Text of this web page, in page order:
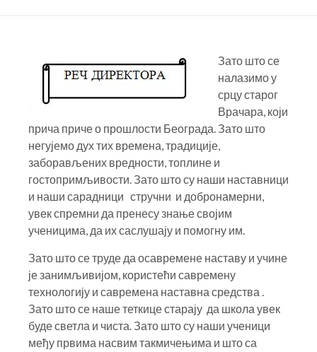
Зато што се
налазимо у
срцу старог
Врачара, који
прича приче о прошлости Београда. Зато што
негујемо дух тих времена, традиције,
заборављених вредности, топлине и
гостопримљивости. Зато што су наши наставници
и наши сарадници стручни и добронамерни,
увек спремни да пренесу знање својим
ученицима, да их саслушају и помогну им.
Зато што се труде да осавремене наставу и учине
је занимљивијом, користећи савремену
технологију и савремена наставна средства .
Зато што се наше теткице старају да школа увек
буде светла и чиста. Зато што су наши ученици
међу првима насвим такмичењима и што са